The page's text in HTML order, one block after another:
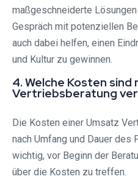
maßgeschneiderte
Gespräch mit potenziellen
auch dabei helfen, einen
und Kultur zu gewinnen.
4. Welche Kosten sind
Vertriebsberatung
Die Kosten einer Umsatz
nach Umfang und Dauer des
wichtig, vor Beginn der
über die Kosten zu treffen.